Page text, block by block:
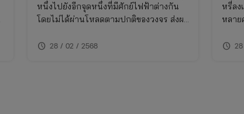
หนึ่งไปยังอีกจุดหนึ่งที่มีศักย์ไฟฟ้าต่างกัน
โดยไม่ได้ผ่านโหลดตามปกติของวงจร ส่งผล
schedule 28 / 02 / 2568
หรี่ล
หลาย
ดันไ
schedule